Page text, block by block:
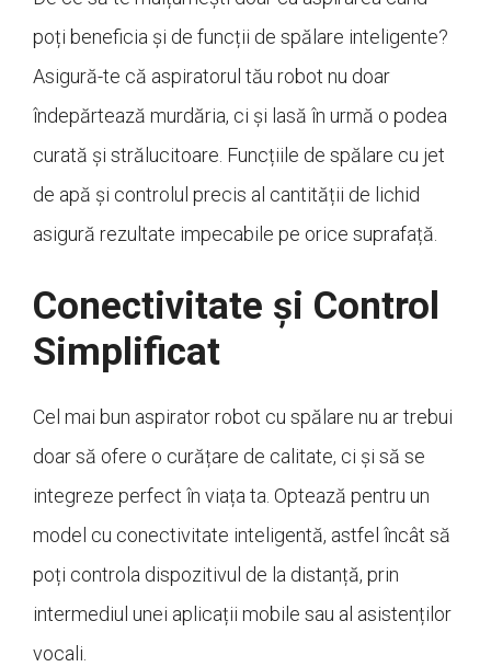
poți beneficia și de funcții de spălare inteligente?
Asigură-te că aspiratorul tău robot nu doar
îndepărtează murdăria, ci și lasă în urmă o podea
curată și strălucitoare. Funcțiile de spălare cu jet
de apă și controlul precis al cantității de lichid
asigură rezultate impecabile pe orice suprafață.
Conectivitate și Control
Simplificat
Cel mai bun aspirator robot cu spălare nu ar trebui
doar să ofere o curățare de calitate, ci și să se
integreze perfect în viața ta. Optează pentru un
model cu conectivitate inteligentă, astfel încât să
poți controla dispozitivul de la distanță, prin
intermediul unei aplicații mobile sau al asistenților
vocali.